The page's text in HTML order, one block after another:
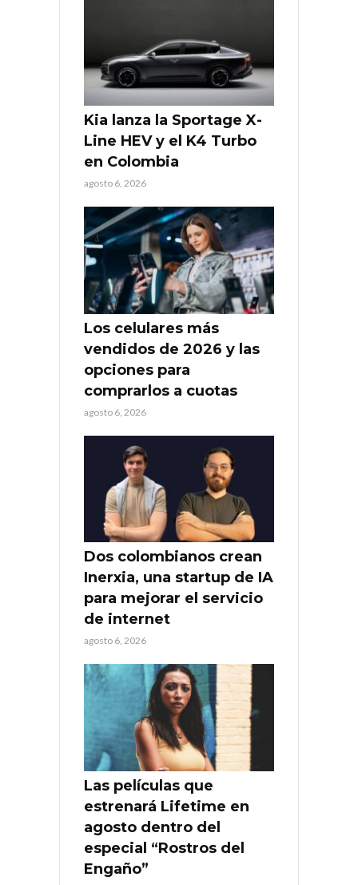
Kia lanza la Sportage X-
Line HEV y el K4 Turbo
en Colombia
agosto 6, 2026
Los celulares más
vendidos de 2026 y las
opciones para
comprarlos a cuotas
agosto 6, 2026
Dos colombianos crean
Inerxia, una startup de IA
para mejorar el servicio
de internet
agosto 6, 2026
Las películas que
estrenará Lifetime en
agosto dentro del
especial “Rostros del
Engaño”